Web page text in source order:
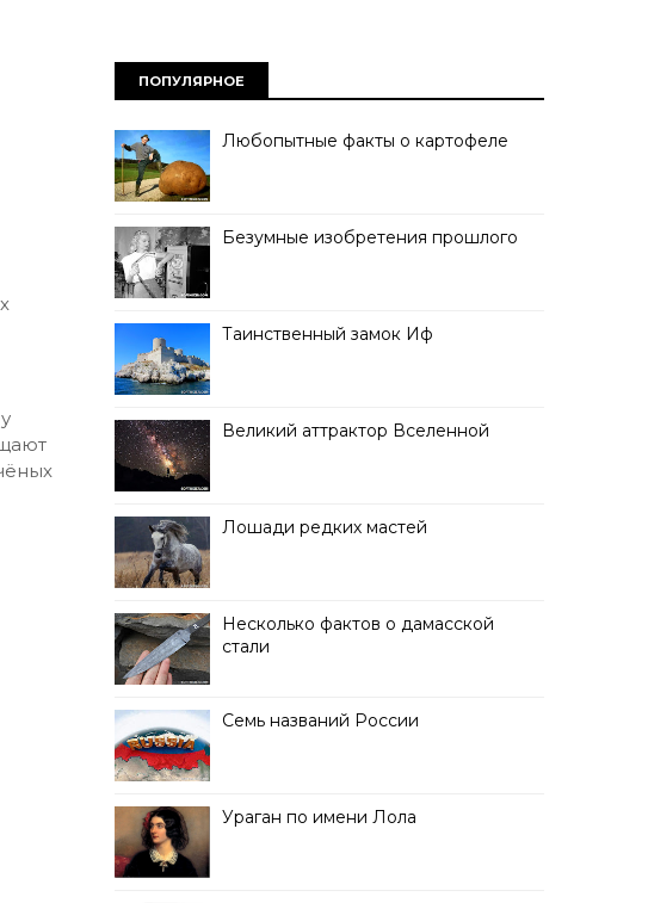
ПОПУЛЯРНОЕ
Любопытные факты о картофеле
Безумные изобретения прошлого
Таинственный замок Иф
Великий аттрактор Вселенной
Лошади редких мастей
Несколько фактов о дамасской
стали
Семь названий России
Ураган по имени Лола